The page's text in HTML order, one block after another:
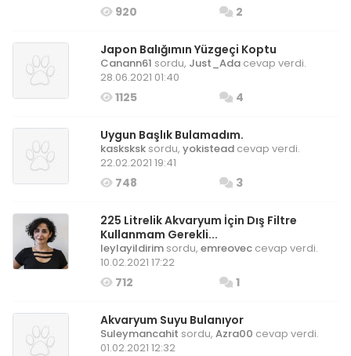
2
920
Japon Balığımın Yüzgeçi Koptu
Canann61 sordu, Just_Adacevap verdi.
28.06.2021 01:40
4
1125
Uygun Başlık Bulamadım.
kasksksksordu, yokisteadcevap verdi.
22.02.2021 19:41
3
748
225 Litrelik Akvaryum İçin Dış Filtre
Kullanmam Gerekli...
leylayildirimsordu, emreoveccevap verdi.
10.02.2021 17:22
1
712
Akvaryum Suyu Bulanıyor
Suleymancahit sordu, Azra00 cevap verdi.
01.02.2021 12:32